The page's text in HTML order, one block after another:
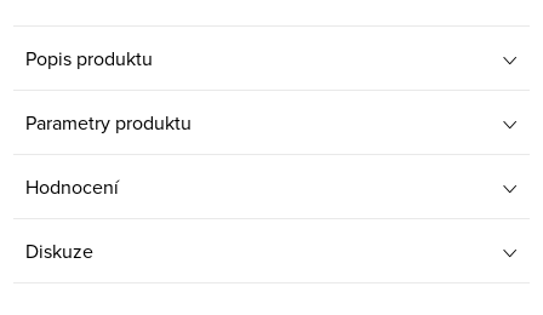
Popis produktu
Parametry produktu
Hodnocení
Diskuze